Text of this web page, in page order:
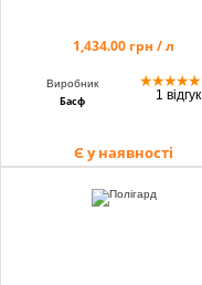
1,434.00 грн / л
Виробник
Басф
★★★★★
1 відгук
Є у наявності